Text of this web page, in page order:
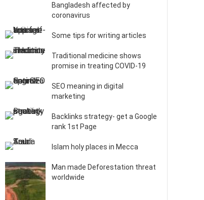
Bangladesh affected by
coronavirus
Some tips for writing articles
Traditional medicine shows
promise in treating COVID-19
SEO meaning in digital
marketing
Backlinks strategy- get a Google
rank 1st Page
Islam holy places in Mecca
Man made Deforestation threat
worldwide